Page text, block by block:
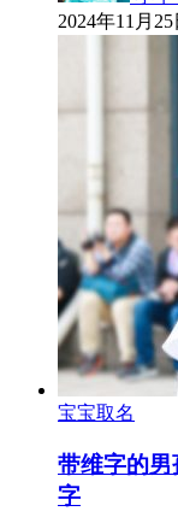
2024年11月25
宝宝取名
带维字的男
字